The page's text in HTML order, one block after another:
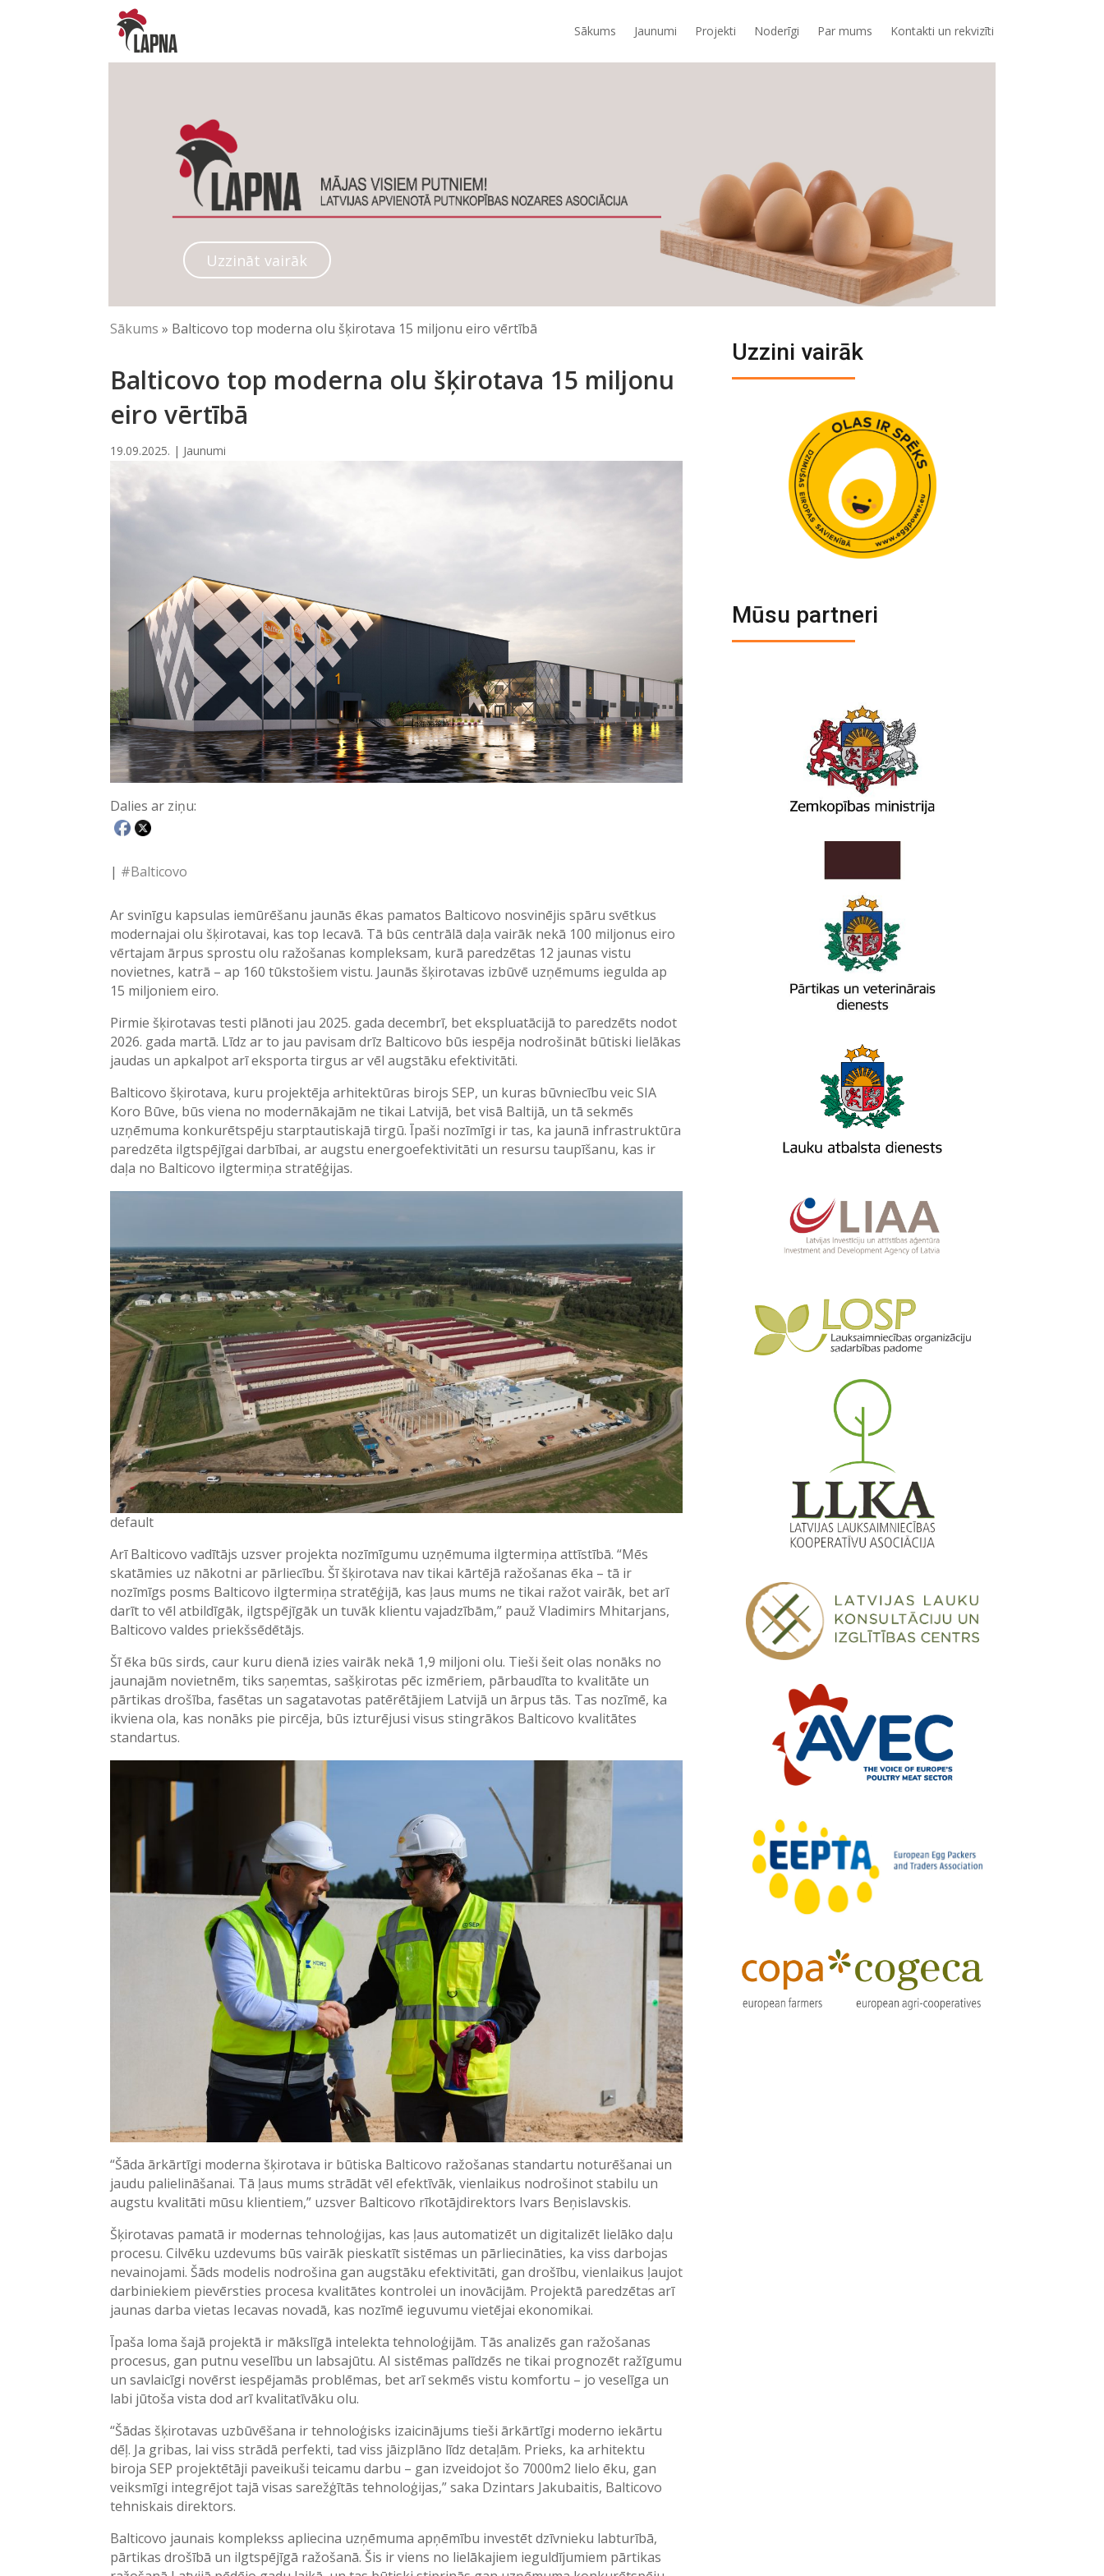
Sākums Jaunumi Projekti Noderīgi Par mums Kontakti un rekvizīti
Uzzināt vairāk
Sākums » Balticovo top moderna olu šķirotava 15 miljonu eiro vērtībā
Balticovo top moderna olu šķirotava 15 miljonu
eiro vērtībā
19.09.2025. | Jaunumi
Dalies ar ziņu:
| #Balticovo
Ar svinīgu kapsulas iemūrēšanu jaunās ēkas pamatos Balticovo nosvinējis spāru svētkus
modernajai olu šķirotavai, kas top Iecavā. Tā būs centrālā daļa vairāk nekā 100 miljonus eiro
vērtajam ārpus sprostu olu ražošanas kompleksam, kurā paredzētas 12 jaunas vistu
novietnes, katrā – ap 160 tūkstošiem vistu. Jaunās šķirotavas izbūvē uzņēmums iegulda ap
15 miljoniem eiro.
Pirmie šķirotavas testi plānoti jau 2025. gada decembrī, bet ekspluatācijā to paredzēts nodot
2026. gada martā. Līdz ar to jau pavisam drīz Balticovo būs iespēja nodrošināt būtiski lielākas
jaudas un apkalpot arī eksporta tirgus ar vēl augstāku efektivitāti.
Balticovo šķirotava, kuru projektēja arhitektūras birojs SEP, un kuras būvniecību veic SIA
Koro Būve, būs viena no modernākajām ne tikai Latvijā, bet visā Baltijā, un tā sekmēs
uzņēmuma konkurētspēju starptautiskajā tirgū. Īpaši nozīmīgi ir tas, ka jaunā infrastruktūra
paredzēta ilgtspējīgai darbībai, ar augstu energoefektivitāti un resursu taupīšanu, kas ir
daļa no Balticovo ilgtermiņa stratēģijas.
default
Arī Balticovo vadītājs uzsver projekta nozīmīgumu uzņēmuma ilgtermiņa attīstībā. “Mēs
skatāmies uz nākotni ar pārliecību. Šī šķirotava nav tikai kārtējā ražošanas ēka – tā ir
nozīmīgs posms Balticovo ilgtermiņa stratēģijā, kas ļaus mums ne tikai ražot vairāk, bet arī
darīt to vēl atbildīgāk, ilgtspējīgāk un tuvāk klientu vajadzībām,” pauž Vladimirs Mhitarjans,
Balticovo valdes priekšsēdētājs.
Šī ēka būs sirds, caur kuru dienā izies vairāk nekā 1,9 miljoni olu. Tieši šeit olas nonāks no
jaunajām novietnēm, tiks saņemtas, sašķirotas pēc izmēriem, pārbaudīta to kvalitāte un
pārtikas drošība, fasētas un sagatavotas patērētājiem Latvijā un ārpus tās. Tas nozīmē, ka
ikviena ola, kas nonāks pie pircēja, būs izturējusi visus stingrākos Balticovo kvalitātes
standartus.
“Šāda ārkārtīgi moderna šķirotava ir būtiska Balticovo ražošanas standartu noturēšanai un
jaudu palielināšanai. Tā ļaus mums strādāt vēl efektīvāk, vienlaikus nodrošinot stabilu un
augstu kvalitāti mūsu klientiem,” uzsver Balticovo rīkotājdirektors Ivars Beņislavskis.
Šķirotavas pamatā ir modernas tehnoloģijas, kas ļaus automatizēt un digitalizēt lielāko daļu
procesu. Cilvēku uzdevums būs vairāk pieskatīt sistēmas un pārliecināties, ka viss darbojas
nevainojami. Šāds modelis nodrošina gan augstāku efektivitāti, gan drošību, vienlaikus ļaujot
darbiniekiem pievērsties procesa kvalitātes kontrolei un inovācijām. Projektā paredzētas arī
jaunas darba vietas Iecavas novadā, kas nozīmē ieguvumu vietējai ekonomikai.
Īpaša loma šajā projektā ir mākslīgā intelekta tehnoloģijām. Tās analizēs gan ražošanas
procesus, gan putnu veselību un labsajūtu. AI sistēmas palīdzēs ne tikai prognozēt ražīgumu
un savlaicīgi novērst iespējamās problēmas, bet arī sekmēs vistu komfortu – jo veselīga un
labi jūtoša vista dod arī kvalitatīvāku olu.
“Šādas šķirotavas uzbūvēšana ir tehnoloģisks izaicinājums tieši ārkārtīgi moderno iekārtu
dēļ. Ja gribas, lai viss strādā perfekti, tad viss jāizplāno līdz detaļām. Prieks, ka arhitektu
biroja SEP projektētāji paveikuši teicamu darbu – gan izveidojot šo 7000m2 lielo ēku, gan
veiksmīgi integrējot tajā visas sarežģītās tehnoloģijas,” saka Dzintars Jakubaitis, Balticovo
tehniskais direktors.
Balticovo jaunais komplekss apliecina uzņēmuma apņēmību investēt dzīvnieku labturībā,
pārtikas drošībā un ilgtspējīgā ražošanā. Šis ir viens no lielākajiem ieguldījumiem pārtikas
Uzzini vairāk
Mūsu partneri